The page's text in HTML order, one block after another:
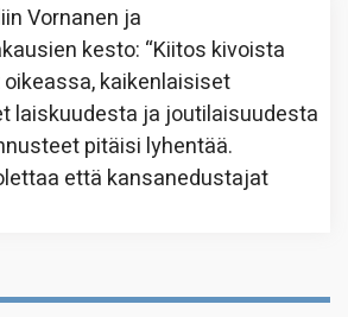
Vornanen ja
kesto: “Kiitos kivoista
kaikenlaisiset
laiskuudesta ja joutilaisuudesta
pitäisi lyhentää.
että kansanedustajat